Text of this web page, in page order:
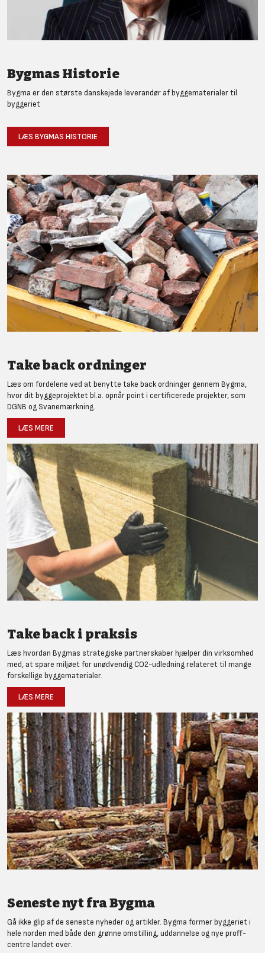
Bygmas Historie
Bygma er den største danskejede leverandør af byggematerialer til
byggeriet
LÆS BYGMAS HISTORIE
Take back ordninger
Læs om fordelene ved at benytte take back ordninger gennem Bygma,
hvor dit byggeprojektet bl.a. opnår point i certificerede projekter, som
DGNB og Svanemærkning.
LÆS MERE
Take back i praksis
Læs hvordan Bygmas strategiske partnerskaber hjælper din virksomhed
med, at spare miljøet for unødvendig CO2-udledning relateret til mange
forskellige byggematerialer.
LÆS MERE
Seneste nyt fra Bygma
Gå ikke glip af de seneste nyheder og artikler. Bygma former byggeriet i
hele norden med både den grønne omstilling, uddannelse og nye proff-
centre landet over.